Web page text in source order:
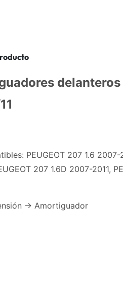
PEUGEOT 207 1.6 2007-
207 1.6D 2007-2011,
-> Amortiguador